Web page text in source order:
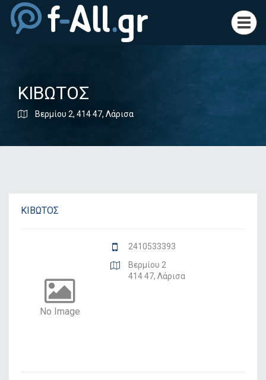
ΚΙΒΩΤΟΣ
Βερμίου 2, 414 47, Λάρισα
ΚΙΒΩΤΟΣ
No Image
2410533393
Βερμίου 2
414 47, Λάρισα